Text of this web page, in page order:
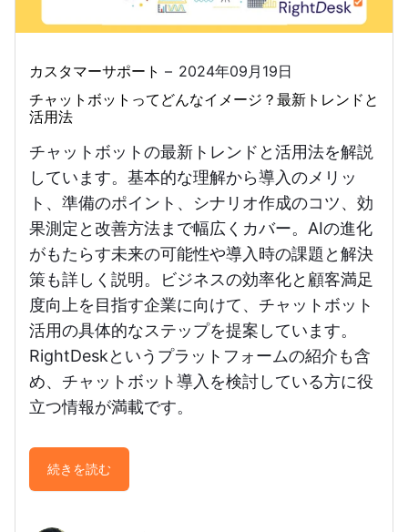
カスタマーサポート
2024年09月19日
チャットボットってどんなイメージ？最新トレンドと
活用法
チャットボットの最新トレンドと活用法を解説
しています。基本的な理解から導入のメリッ
ト、準備のポイント、シナリオ作成のコツ、効
果測定と改善方法まで幅広くカバー。AIの進化
がもたらす未来の可能性や導入時の課題と解決
策も詳しく説明。ビジネスの効率化と顧客満足
度向上を目指す企業に向けて、チャットボット
活用の具体的なステップを提案しています。
RightDeskというプラットフォームの紹介も含
め、チャットボット導入を検討している方に役
立つ情報が満載です。
続きを読む